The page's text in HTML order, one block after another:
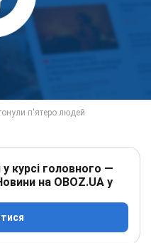
курсі головного —
на OBOZ.UA у